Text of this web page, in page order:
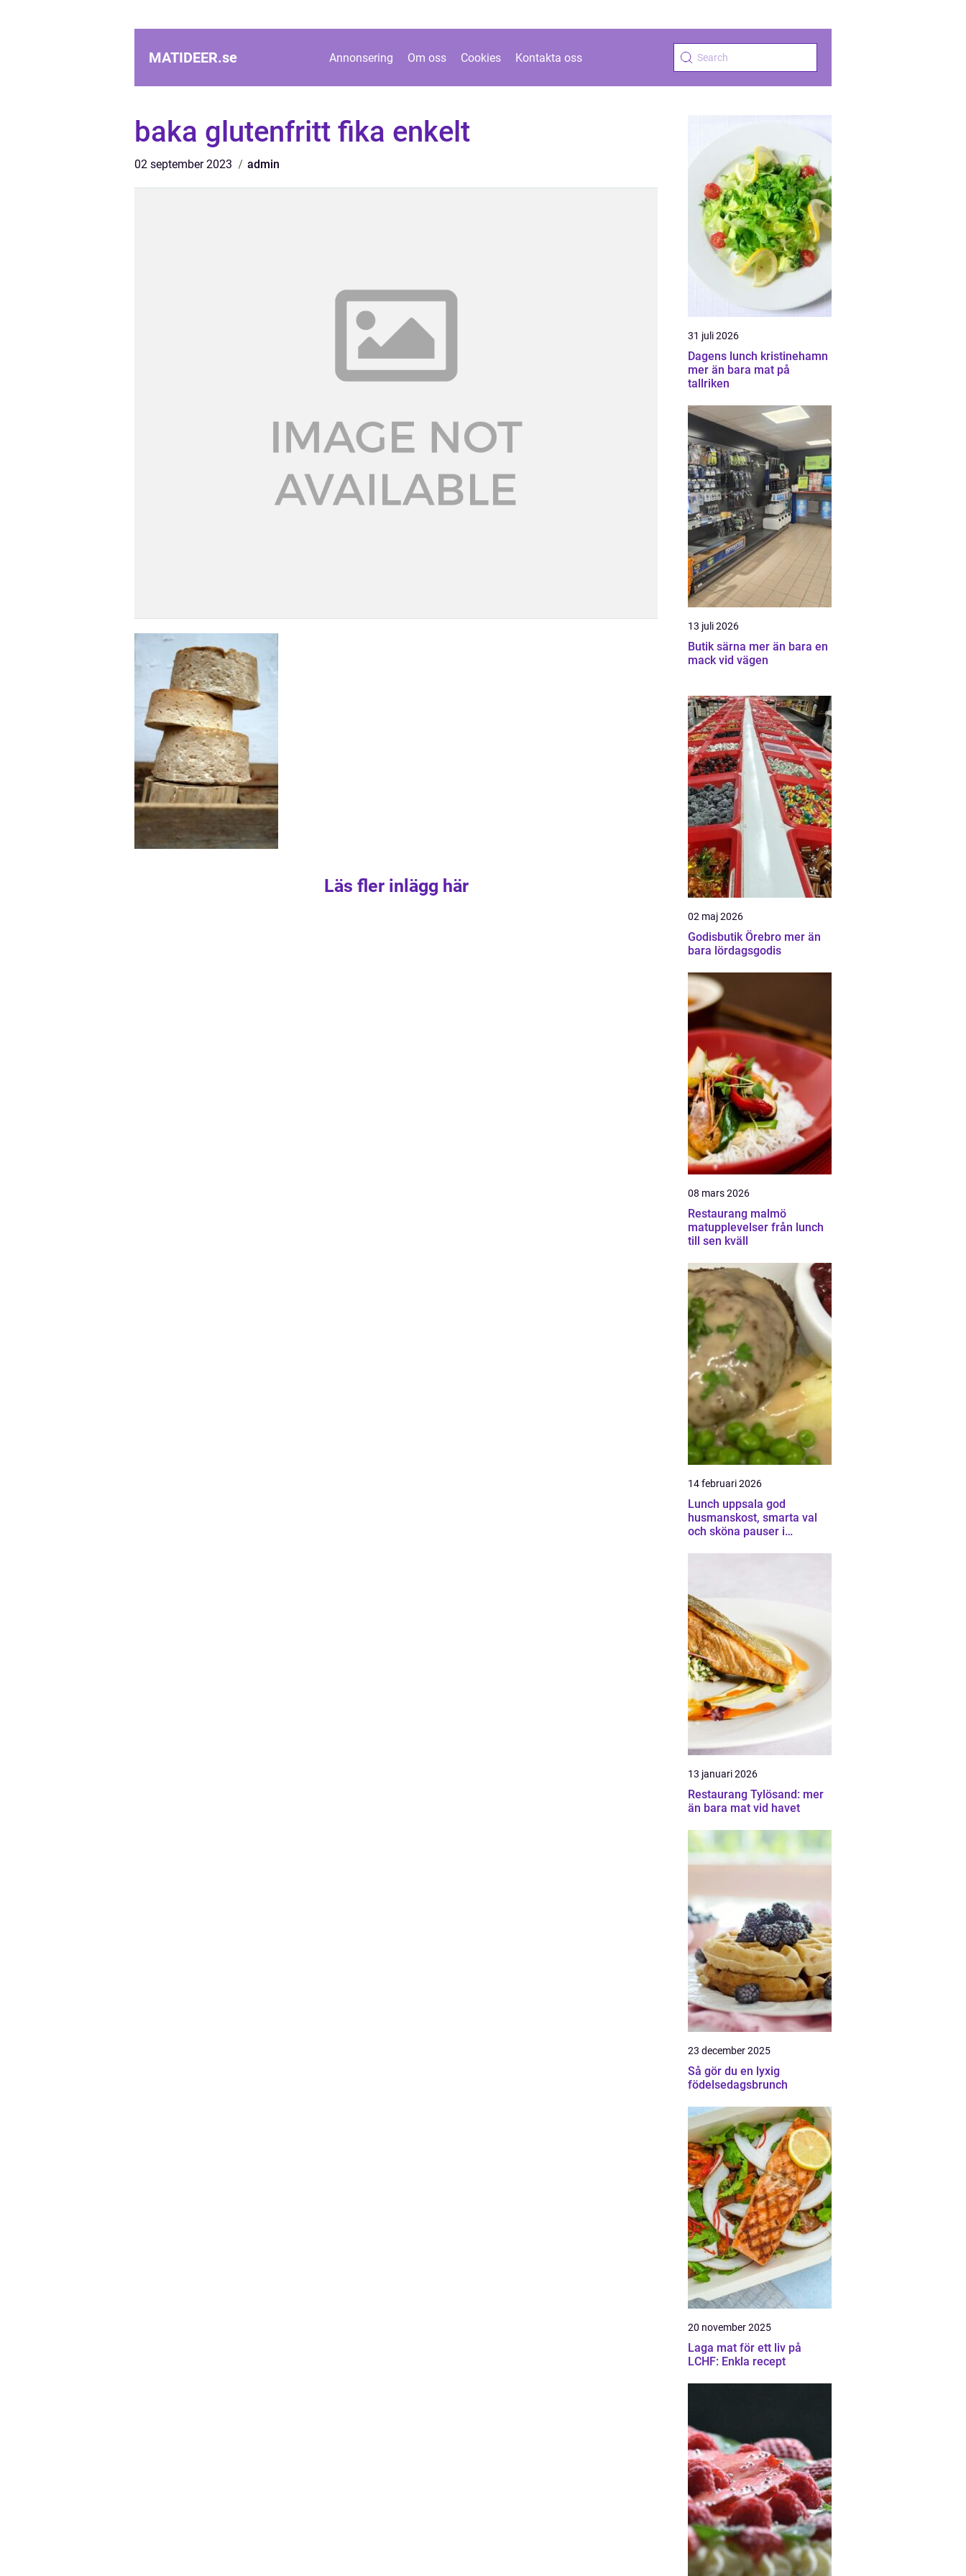
MATIDEER.se Annonsering Om oss Cookies Kontakta oss
baka glutenfritt fika enkelt
02 september 2023 admin
Läs fler inlägg här
31 juli 2026
Dagens lunch kristinehamn
mer än bara mat på
tallriken
13 juli 2026
Butik särna mer än bara en
mack vid vägen
02 maj 2026
Godisbutik Örebro mer än
bara lördagsgodis
08 mars 2026
Restaurang malmö
matupplevelser från lunch
till sen kväll
14 februari 2026
Lunch uppsala god
husmanskost, smarta val
och sköna pauser i
13 januari 2026
Restaurang Tylösand: mer
än bara mat vid havet
23 december 2025
Så gör du en lyxig
födelsedagsbrunch
20 november 2025
Laga mat för ett liv på
LCHF: Enkla recept